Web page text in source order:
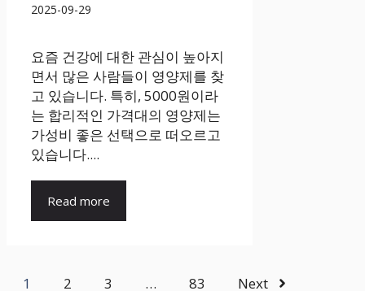
2025-09-29
요즘 건강에 대한 관심이 높아지
면서 많은 사람들이 영양제를 찾
고 있습니다. 특히, 5000원이라
는 합리적인 가격대의 영양제는
가성비 좋은 선택으로 떠오르고
있습니다....
Read more
1 2 3 … 83 Next